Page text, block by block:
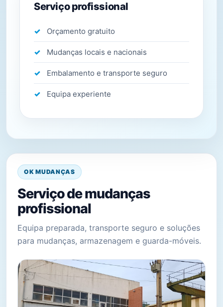
Serviço profissional
Orçamento gratuito
Mudanças locais e nacionais
Embalamento e transporte seguro
Equipa experiente
OK MUDANÇAS
Serviço de mudanças
profissional
Equipa preparada, transporte seguro e soluções
para mudanças, armazenagem e guarda-móveis.